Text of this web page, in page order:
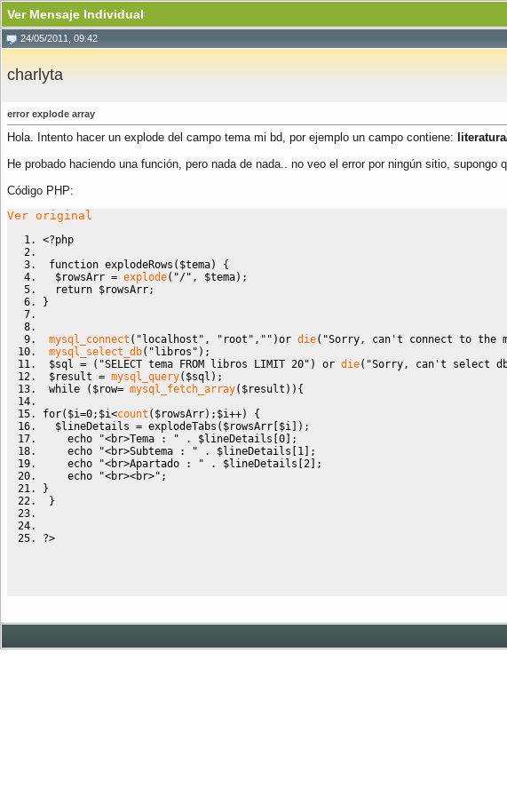
Ver Mensaje Individual
24/05/2011, 09:42
charlyta
error explode array
Hola. Intento hacer un explode del campo tema mi bd, por ejemplo un campo contiene:
He probado haciendo una función, pero nada de nada.. no veo el error por ningún sitio,
Código PHP:
Ver original
<?php
function explodeRows ( $tema)
{
$rowsArr = explode( "/" , $tema) ;
return $rowsArr;
}
mysql_connect ( "localhost" , "root" , "" )or die( "Sorry, can't connect to the
mysql_select_db( "libros" ) ;
$sql = ( "SELECT tema FROM libros LIMIT 20" ) or die( "Sorry, can't select
$result = mysql_query( $sql ) ;
while
( $row= mysql_fetch_array( $result ) ) {
for( $i=0; $i<count ( $rowsArr) ; $i++)
{
$lineDetails = explodeTabs ( $rowsArr $i ) ;
echo
"<br>Tema : " . $lineDetails 0
;
echo
"<br>Subtema : " . $lineDetails 1
;
echo
"<br>Apartado : " . $lineDetails 2
;
echo
"<br><br>" ;
}
}
?>